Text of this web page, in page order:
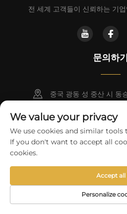
전 세계 고객들이 신뢰하는 기
문의하기
중국 광동 성 중산 시 동
+86-
[email
저작권 © 2025 중산 펑페이 전기 가전
We value your privacy
We use cookies and similar tools
If you don't want to accept all
cookies.
Personalize
Accept all